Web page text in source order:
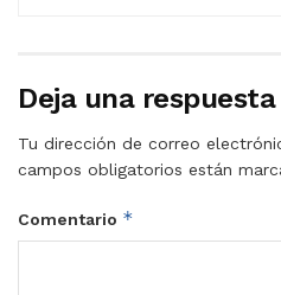
Deja una respuesta
Tu dirección de correo
campos obligatorios están
Comentario *